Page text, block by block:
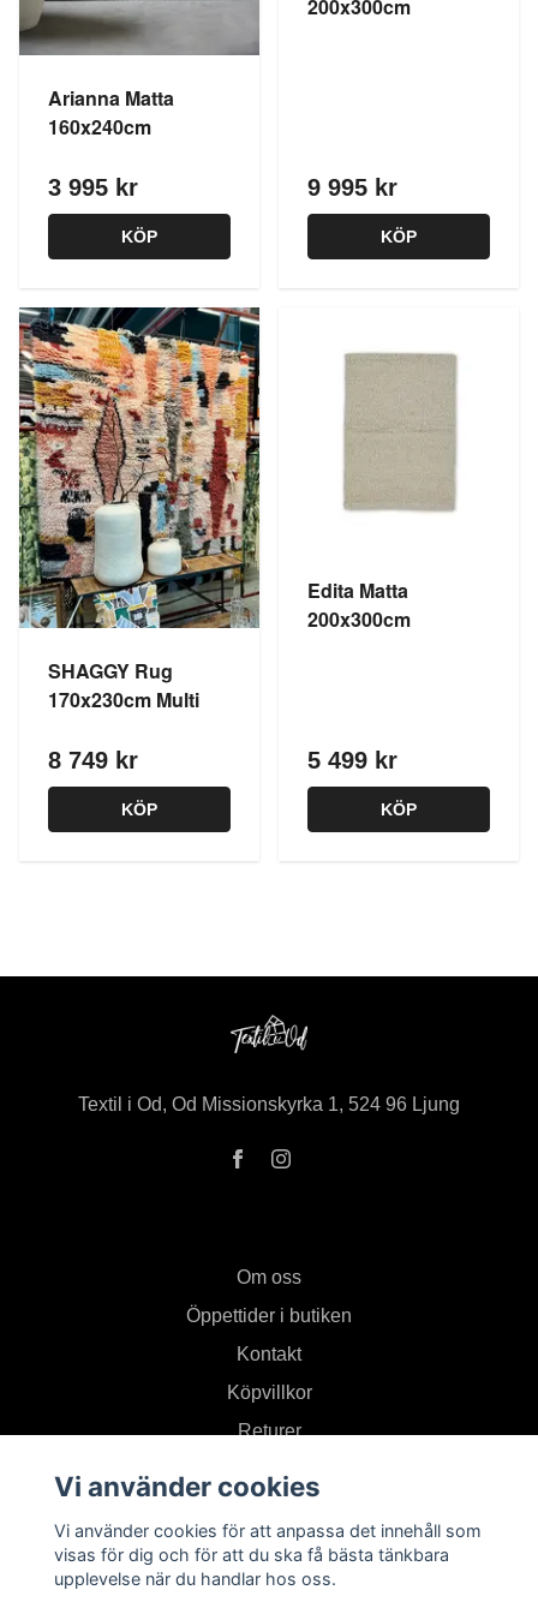
Arianna Matta
160x240cm
3 995 kr
KÖP
200x300cm
9 995 kr
KÖP
SHAGGY Rug
170x230cm Multi
8 749 kr
KÖP
Edita Matta
200x300cm
5 499 kr
KÖP
Textil i Od, Od Missionskyrka 1, 524 96 Ljung
Om oss
Öppettider i butiken
Kontakt
Köpvillkor
Returer
Prenumerera på vårt nyhetsbrev
Vi använder cookies
Vi använder cookies för att anpassa det innehåll som
visas för dig och för att du ska få bästa tänkbara
upplevelse när du handlar hos oss.